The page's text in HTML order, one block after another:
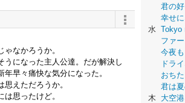
なかろうか。
になった主人公達。だが解決し
早々痛快な気分になった。
えただろうか。
思ったけど。
君の
幸せ
水 Tokyo
ファ
今夜
ドラ
おち
君は
木
大空